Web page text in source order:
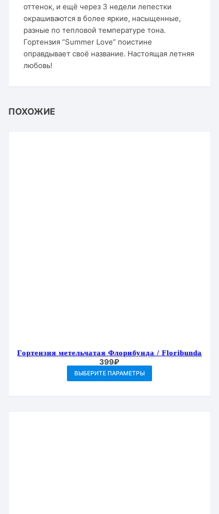
оттенок, и ещё через 3 недели лепестки
окрашиваются в более яркие, насыщенные,
разные по тепловой температуре тона.
Гортензия “Summer Love” поистине
оправдывает своё название. Настоящая летняя
любовь!
ПОХОЖИЕ
Гортензия метельчатая Флорибунда / Floribunda
399₽
ВЫБЕРИТЕ ПАРАМЕТРЫ
товар